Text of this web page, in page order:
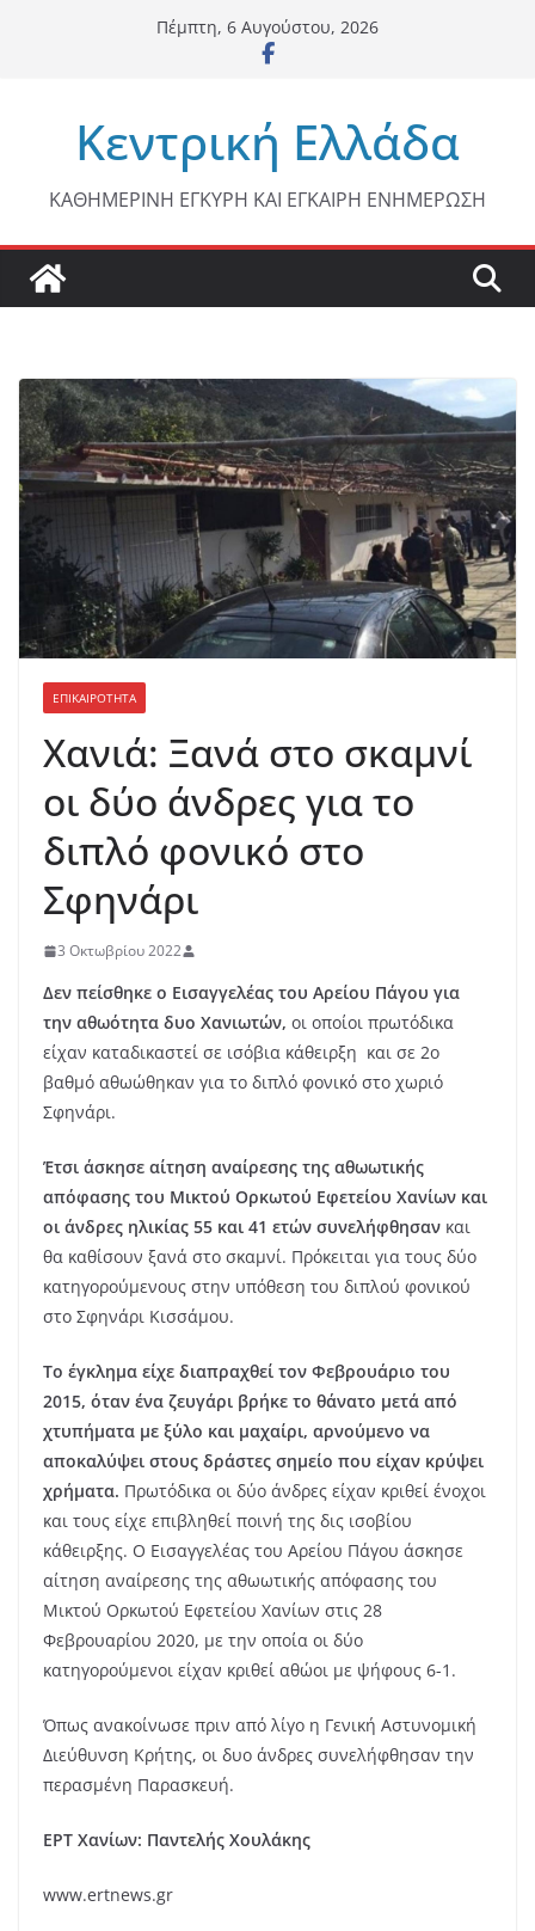
Πέμπτη, 6 Αυγούστου, 2026
Κεντρική Ελλάδα
ΚΑΘΗΜΕΡΙΝΗ ΕΓΚΥΡΗ ΚΑΙ ΕΓΚΑΙΡΗ ΕΝΗΜΕΡΩΣΗ
ΕΠΙΚΑΙΡΟΤΗΤΑ
Χανιά: Ξανά στο σκαμνί
οι δύο άνδρες για το
διπλό φονικό στο
Σφηνάρι
3 Οκτωβρίου 2022
Δεν πείσθηκε ο Εισαγγελέας του Αρείου Πάγου για
την αθωότητα δυο Χανιωτών, οι οποίοι πρωτόδικα
είχαν καταδικαστεί σε ισόβια κάθειρξη και σε 2ο
βαθμό αθωώθηκαν για το διπλό φονικό στο χωριό
Σφηνάρι.
Έτσι άσκησε αίτηση αναίρεσης της αθωωτικής
απόφασης του Μικτού Ορκωτού Εφετείου Χανίων και
οι άνδρες ηλικίας 55 και 41 ετών συνελήφθησαν και
θα καθίσουν ξανά στο σκαμνί. Πρόκειται για τους δύο
κατηγορούμενους στην υπόθεση του διπλού φονικού
στο Σφηνάρι Κισσάμου.
Το έγκλημα είχε διαπραχθεί τον Φεβρουάριο του
2015, όταν ένα ζευγάρι βρήκε το θάνατο μετά από
χτυπήματα με ξύλο και μαχαίρι, αρνούμενο να
αποκαλύψει στους δράστες σημείο που είχαν κρύψει
χρήματα. Πρωτόδικα οι δύο άνδρες είχαν κριθεί ένοχοι
και τους είχε επιβληθεί ποινή της δις ισοβίου
κάθειρξης. Ο Εισαγγελέας του Αρείου Πάγου άσκησε
αίτηση αναίρεσης της αθωωτικής απόφασης του
Μικτού Ορκωτού Εφετείου Χανίων στις 28
Φεβρουαρίου 2020, με την οποία οι δύο
κατηγορούμενοι είχαν κριθεί αθώοι με ψήφους 6-1.
Όπως ανακοίνωσε πριν από λίγο η Γενική Αστυνομική
Διεύθυνση Κρήτης, οι δυο άνδρες συνελήφθησαν την
περασμένη Παρασκευή.
ΕΡΤ Χανίων: Παντελής Χουλάκης
www.ertnews.gr